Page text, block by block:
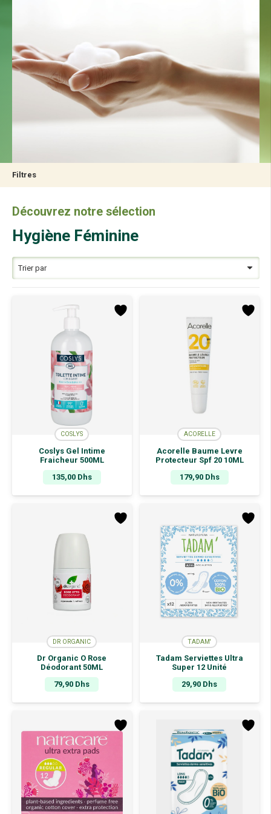
Filtres
Découvrez notre sélection
Hygiène Féminine
COSLYS
Coslys Gel Intime
Fraicheur 500ML
135,00 Dhs
ACORELLE
Acorelle Baume Levre
Protecteur Spf 20 10ML
179,90 Dhs
DR ORGANIC
Dr Organic O Rose
Déodorant 50ML
79,90 Dhs
TADAM'
Tadam Serviettes Ultra
Super 12 Unité
29,90 Dhs